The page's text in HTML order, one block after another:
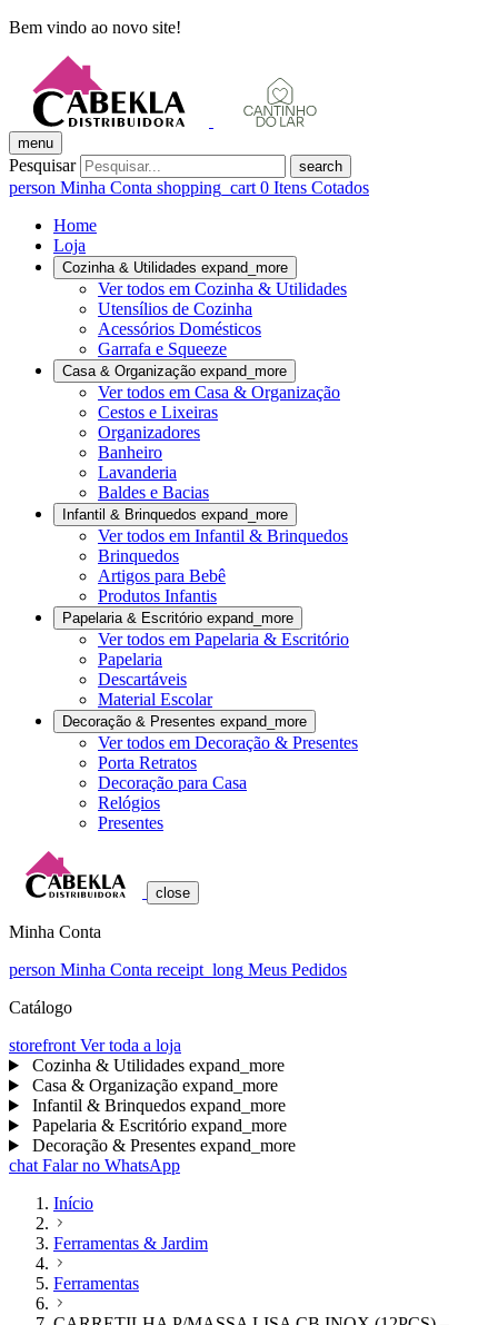
Bem vindo ao novo site!
menu
Pesquisar search
person Minha Conta shopping_cart 0 Itens Cotados
Home
Loja
Cozinha & Utilidades expand_more
Ver todos em Cozinha & Utilidades
Utensílios de Cozinha
Acessórios Domésticos
Garrafa e Squeeze
Casa & Organização expand_more
Ver todos em Casa & Organização
Cestos e Lixeiras
Organizadores
Banheiro
Lavanderia
Baldes e Bacias
Infantil & Brinquedos expand_more
Ver todos em Infantil & Brinquedos
Brinquedos
Artigos para Bebê
Produtos Infantis
Papelaria & Escritório expand_more
Ver todos em Papelaria & Escritório
Papelaria
Descartáveis
Material Escolar
Decoração & Presentes expand_more
Ver todos em Decoração & Presentes
Porta Retratos
Decoração para Casa
Relógios
Presentes
close
Minha Conta
person Minha Conta receipt_long Meus Pedidos
Catálogo
storefront Ver toda a loja
Cozinha & Utilidades expand_more
Casa & Organização expand_more
Infantil & Brinquedos expand_more
Papelaria & Escritório expand_more
Decoração & Presentes expand_more
chat Falar no WhatsApp
Início
Ferramentas & Jardim
Ferramentas